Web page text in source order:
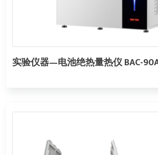
实验仪器—电池绝热量热仪 BAC-